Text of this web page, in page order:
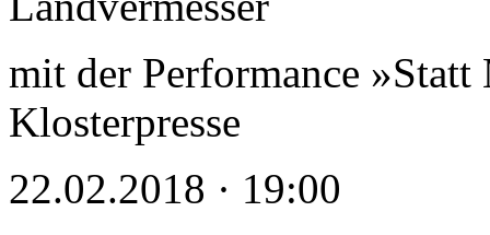
mit der Performance
Klosterpresse
22.02.2018 · 19:00